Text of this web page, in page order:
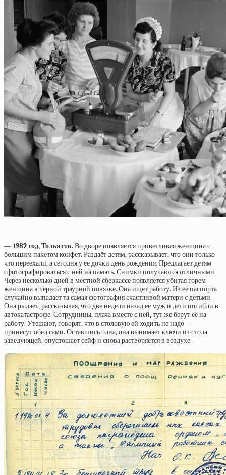
— 1982 год, Тольятти.Во дворе появляется приветливая женщина с
большим пакетом конфет. Раздаёт детям, рассказывает, что они только
что переехали, а сегодня у её дочки день рождения. Предлагает детям
сфотографироваться с ней на память. Снимки получаются отличными.
Через несколько дней в местной сберкассе появляется убитая горем
женщина в чёрной траурной повязке. Она ищет работу. Из её паспорта
случайно выпадает та самая фотография счастливой матери с детьми.
Она рыдает, рассказывая, что две недели назад её муж и дети погибли в
автокатастрофе. Сотрудницы, плача вместе с ней, тут же берут её на
работу. Утешают, говорят, что в столовую ей ходить не надо —
принесут обед сами. Оставшись одна, она вынимает ключи из стола
заведующей, опустошает сейф и снова растворяется в воздухе.